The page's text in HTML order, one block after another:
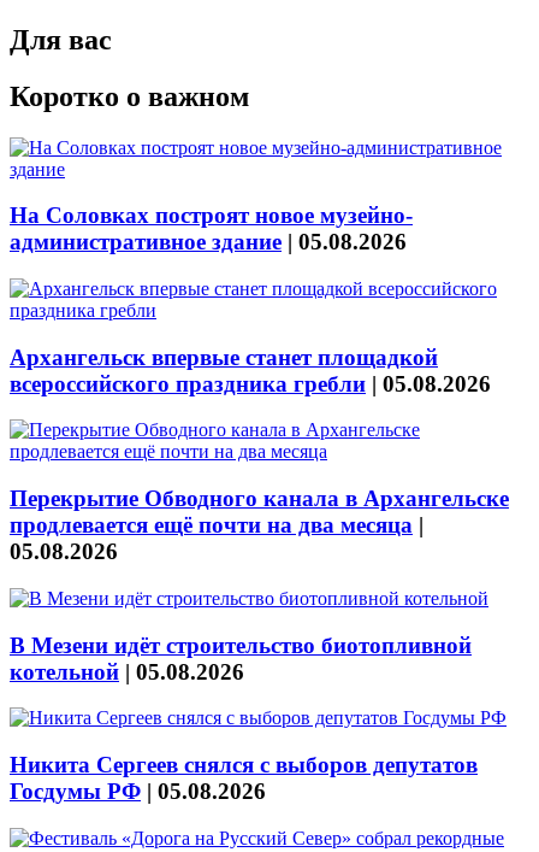
Для вас
Коротко о важном
На Соловках построят новое музейно-
административное здание | 05.08.2026
Архангельск впервые станет площадкой
всероссийского праздника гребли | 05.08.2026
Перекрытие Обводного канала в Архангельске
продлевается ещё почти на два месяца |
05.08.2026
В Мезени идёт строительство биотопливной
котельной | 05.08.2026
Никита Сергеев снялся с выборов депутатов
Госдумы РФ | 05.08.2026